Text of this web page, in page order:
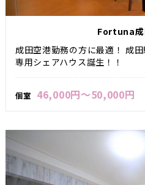
Fortuna成
成田空港勤務の方に最適！ 成
専用シェアハウス誕生！！
個室 46,000円～50,000円